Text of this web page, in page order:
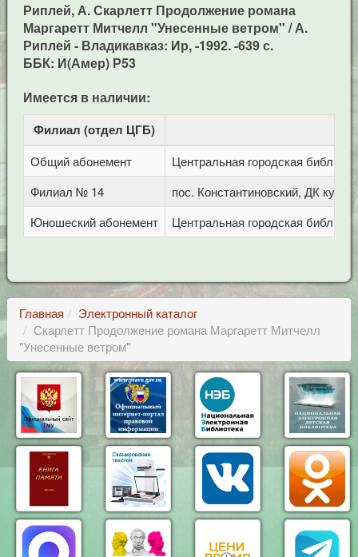
Риплей, А. Скарлетт Продолжение романа
Маргаретт Митчелл "Унесенные ветром" / А.
Риплей - Владикавказ: Ир, -1992. -639 с.
ББК: И(Амер) Р53
Имеется в наличии:
Филиал (отдел ЦГБ)
Общий абонемент
Центральная городская
Филиал № 14
пос. Константиновский, ДК
Юношеский абонемент
Центральная городская
Главная
Электронный каталог
Скарлетт Продолжение романа Маргаретт Митчелл
"Унесенные ветром"